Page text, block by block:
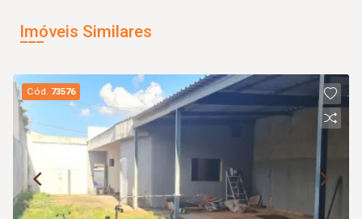
Imóveis Similares
Cód. 73576